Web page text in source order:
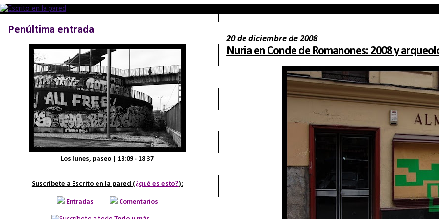
20 de diciembre de 2008
Nuria en Conde de Romanones: 2008 y
Penúltima entrada
Los lunes, paseo | 18:09 - 18:37
Suscríbete a Escrito en la pared (¿qué es esto?):
Entradas Comentarios